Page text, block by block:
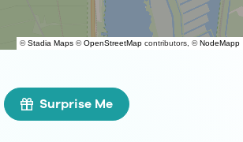
©Stadia Maps ©OpenStreetMap contributors, ©NodeMapp
Surprise Me